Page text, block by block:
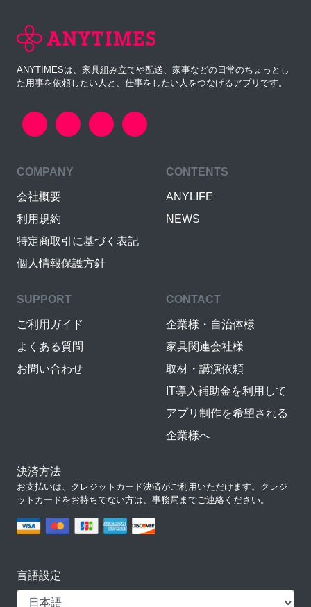
ANYTIMESは、家具組み立てや配送、家事などの日常のちょっとし
た用事を依頼したい人と、仕事をしたい人をつなげるアプリです。
COMPANY
会社概要
利用規約
特定商取引に基づく表記
個人情報保護方針
CONTENTS
ANYLIFE
NEWS
SUPPORT
ご利用ガイド
よくある質問
お問い合わせ
CONTACT
企業様・自治体様
家具関連会社様
取材・講演依頼
IT導入補助金を利用して
アプリ制作を希望される
企業様へ
決済方法
お支払いは、クレジットカード決済がご利用いただけます。クレジ
ットカードをお持ちでない方は、事務局までご連絡ください。
言語設定